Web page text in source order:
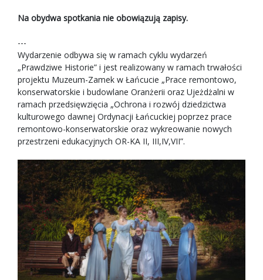
Na obydwa spotkania nie obowiązują zapisy.
---
Wydarzenie odbywa się w ramach cyklu wydarzeń
„Prawdziwe Historie” i jest realizowany w ramach trwałości
projektu Muzeum-Zamek w Łańcucie „Prace remontowo,
konserwatorskie i budowlane Oranżerii oraz Ujeżdżalni w
ramach przedsięwzięcia „Ochrona i rozwój dziedzictwa
kulturowego dawnej Ordynacji Łańcuckiej poprzez prace
remontowo-konserwatorskie oraz wykreowanie nowych
przestrzeni edukacyjnych OR-KA II, III,IV,VII”.